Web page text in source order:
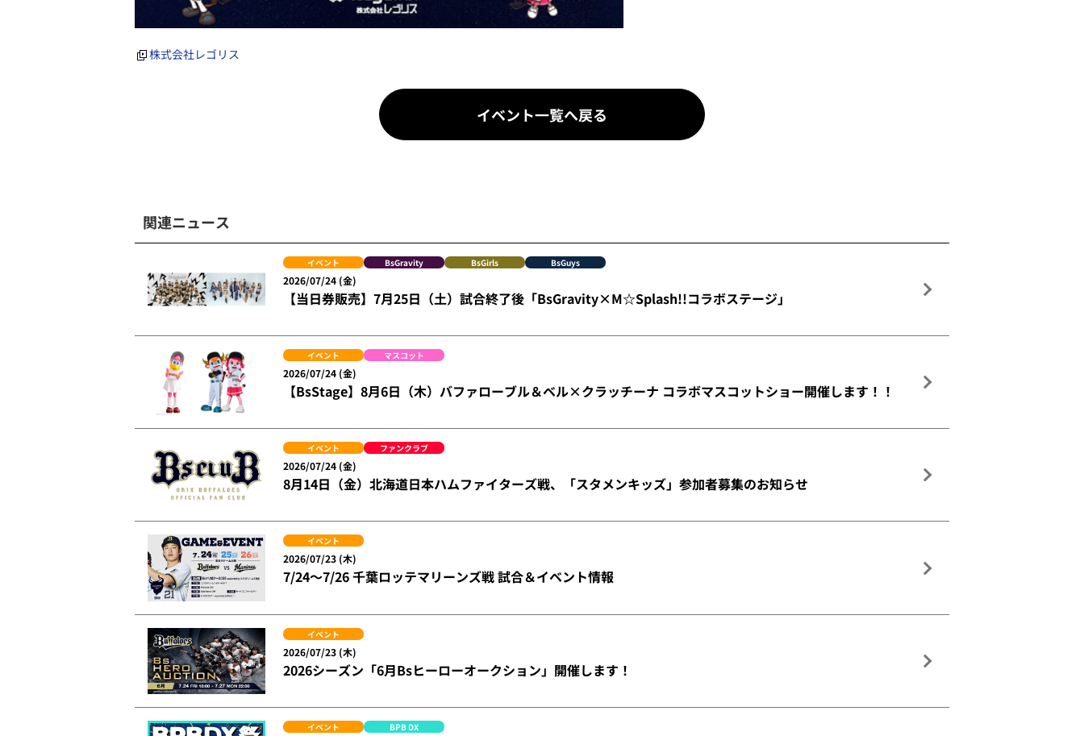
株式会社レゴリス
イベント一覧へ戻る
関連ニュース
イベント BsGravity BsGirls BsGuys
2026/07/24 (金)
【当日券販売】7月25日（土）試合終了後「BsGravity×M☆Splash!!コラボステージ」
イベント マスコット
2026/07/24 (金)
【BsStage】8月6日（木）バファローブル＆ベル×クラッチーナ コラボマスコットショー開催します！！
イベント ファンクラブ
2026/07/24 (金)
8月14日（金）北海道日本ハムファイターズ戦、「スタメンキッズ」参加者募集のお知らせ
イベント
2026/07/23 (木)
7/24～7/26 千葉ロッテマリーンズ戦 試合＆イベント情報
イベント
2026/07/23 (木)
2026シーズン「6月Bsヒーローオークション」開催します！
イベント BPB DX